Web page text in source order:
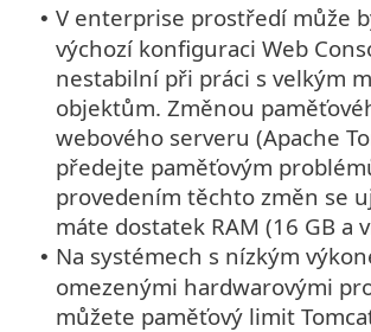
• V enterprise prostředí může
výchozí konfiguraci Web
nestabilní při práci s velkým
objektům. Změnou
webového serveru (Apache
předejte paměťovým
provedením těchto změn se
máte dostatek RAM (16 GB a
• Na systémech s nízkým
omezenými hardwarovými
můžete paměťový limit